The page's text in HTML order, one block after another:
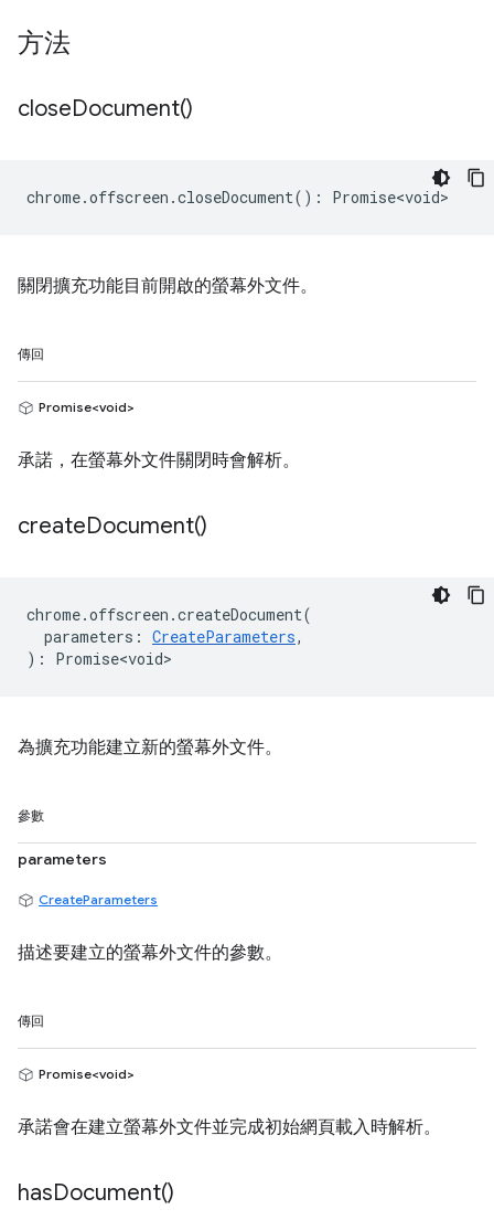
方法
closeDocument()
chrome.offscreen .closeDocument() : Promise<void>
關閉擴充功能目前開啟的螢幕外文件。
傳回
Promise<void>
承諾，在螢幕外文件關閉時會解析。
createDocument()
chrome.offscreen .createDocument(
parameters : CreateParameters,
) : Promise<void>
為擴充功能建立新的螢幕外文件。
參數
parameters
CreateParameters
描述要建立的螢幕外文件的參數。
傳回
Promise<void>
承諾會在建立螢幕外文件並完成初始網頁載入時解析。
hasDocument()